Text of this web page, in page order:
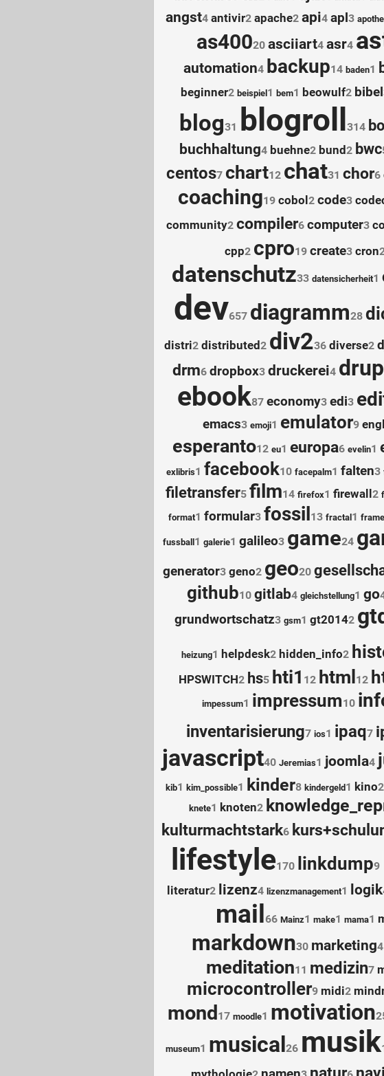
angst4 antivir2 apache2 api4 apl3
as40020 asciiart4 asr4
automation4 backup14 baden1
beginner2 beispiel 1 bem1 beowulf2 bibel
blog31 blogroll 314
buchhaltung4 buehne2 bund2 bwc
centos7 chart12 chat31 chor6
coaching19 cobol 2 code3
community2 compiler6 computer3
cpp2 cpro19 create3 cron
datenschutz33 datensicherheit1
dev657 diagramm28
distri2 distributed2 div236 diverse2
drm6 dropbox3 druckerei4
ebook87 economy3 edi3
emacs3 emoji1 emulator9
esperanto12 eu1 europa6 evelin1
exlibris1 facebook10 facepalm1 falten3
filetransfer5 film14 firefox1 firewall 2
format1 formular3 fossil13 fractal1
fussball 1 galerie1 galileo3 game24
generator3 geno2 geo20
github10 gitlab4 gleichstellung1 go
grundwortschatz3 gsm1 gt20142
heizung1 helpdesk2 hidden_info2
HPSWITCH2 hs5 hti1 12 html 12
impessum1 impressum10
inventarisierung7 ios1 ipaq7
javascript40 Jeremias1 joomla4
kib1 kim_possible1 kinder8 kindergeld 1 kino2
knete1 knoten2
kulturmachtstark6
lifestyle170 linkdump9
literatur2 lizenz4 lizenzmanagement1 logik
mail 66 Mainz1 make1 mama1
markdown30 marketing4
meditation11 medizin7
microcontroller9 midi2
mond 17 moodle1 motivation
museum1 musical 26 musik